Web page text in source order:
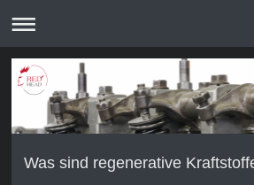
Was sind regenerative